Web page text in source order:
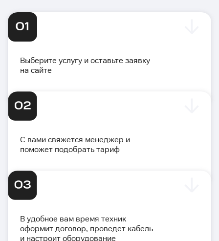
Выберите услугу и оставьте заявку
на сайте
С вами свяжется менеджер и
поможет подобрать тариф
В удобное вам время техник
оформит договор, проведет кабель
и настроит оборудование